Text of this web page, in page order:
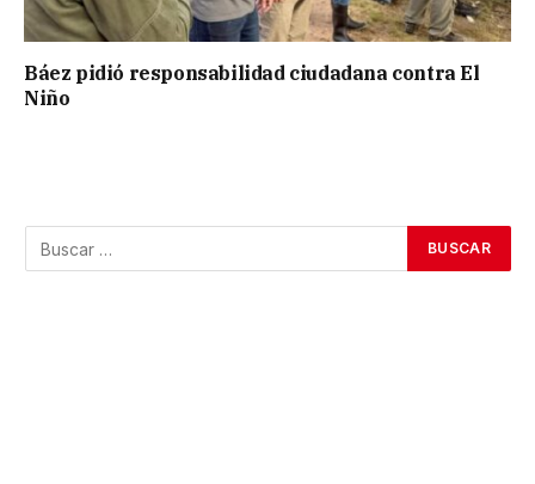
Báez pidió responsabilidad ciudadana contra El
Niño